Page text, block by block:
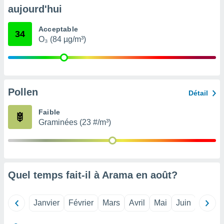
ou
de la
non
des
le
le
aujourd'hui
34 Acceptable
O₃ (84 µg/m³)
Pollen Détail
Faible
Graminées (23 #/m³)
Quel temps fait-il à Arama en août?
Janvier Février Mars Avril Mai Juin Juillet